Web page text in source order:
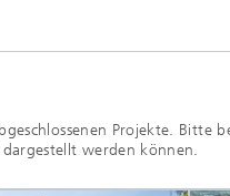
Projekte. Bitte
werden können.